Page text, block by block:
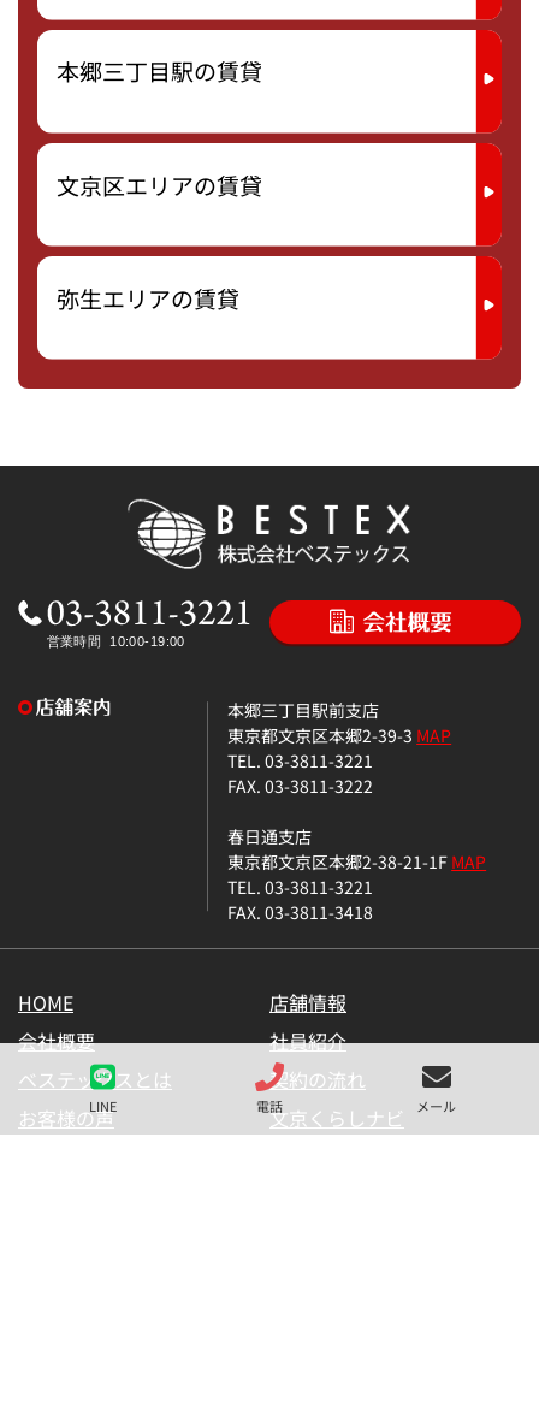
LINE 電話 メール
本郷三丁目駅の賃貸
文京区エリアの賃貸
弥生エリアの賃貸
本郷三丁目駅前支店
東京都文京区本郷2-39-3 MAP
TEL. 03-3811-3221
FAX. 03-3811-3222
春日通支店
東京都文京区本郷2-38-21-1FMAP
TEL. 03-3811-3221
FAX. 03-3811-3418
HOME
店舗情報
会社概要
社員紹介
ベステックスとは
契約の流れ
お客様の声
文京くらしナビ